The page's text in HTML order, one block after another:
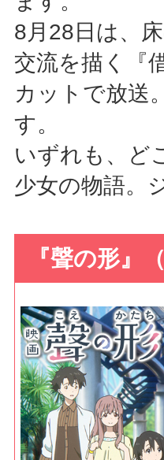
8月28日は、
交流を描く『
カットで放送
す。
いずれも、ど
少女の物語。
『聲の形』